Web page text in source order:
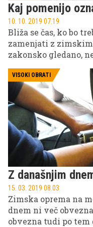
Kaj pomenijo
10. 10. 2019 07.19
Bliža se čas, ko bo
zamenjati z
zakonsko gledano,
pomenijo druge
jih morali poznati?
VISOKI OBRATI
Z današnjim
15. 03. 2019 08.03
Zimska oprema na
dnem ni več
obvezna tudi po